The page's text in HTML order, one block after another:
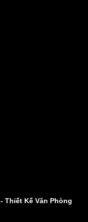
- Thiết Kế Văn Phòng